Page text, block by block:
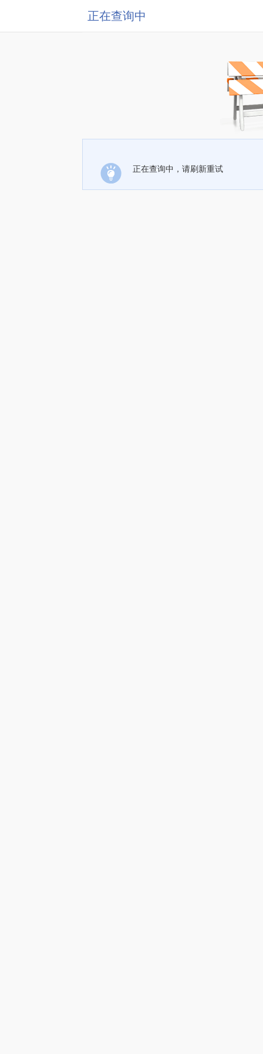
正在查询中
正在查询中，请刷新重试